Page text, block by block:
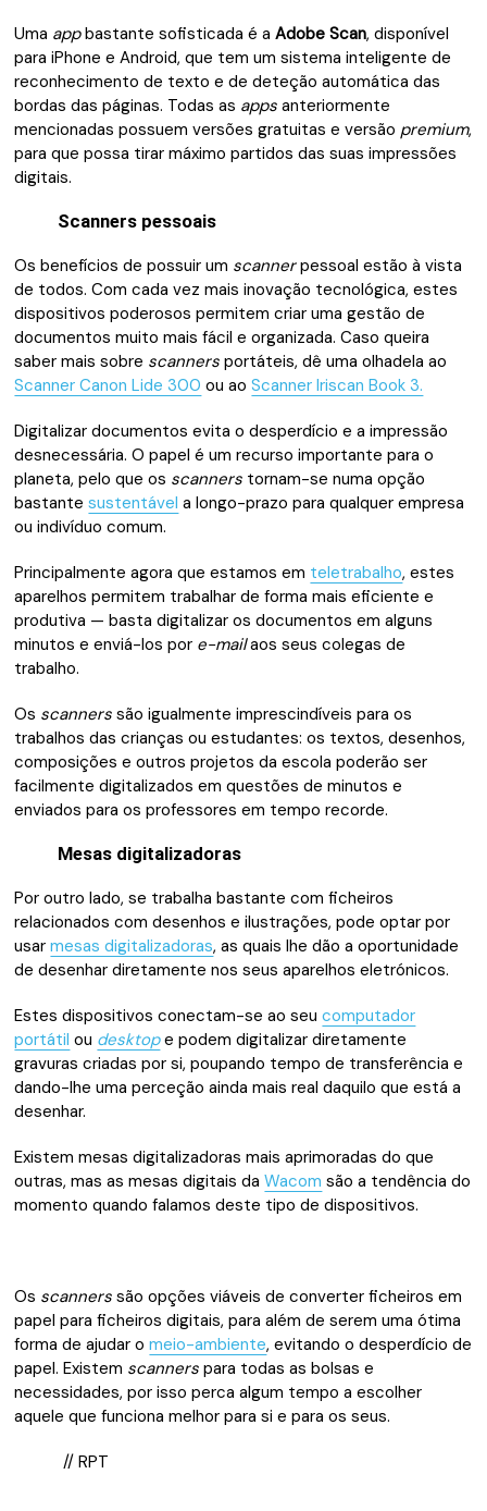
Uma appbastante sofisticada é aAdobe Scan, disponível
para iPhone e Android, que tem um sistema inteligente de
reconhecimento de texto e de deteção automática das
bordas das páginas. Todas as apps anteriormente
mencionadas possuem versões gratuitas e versão premium,
para que possa tirar máximo partidos das suas impressões
digitais.
Scanners pessoais
Os benefícios de possuir um scannerpessoal estão à vista
de todos. Com cada vez mais inovação tecnológica, estes
dispositivos poderosos permitem criar uma gestão de
documentos muito mais fácil e organizada. Caso queira
saber mais sobre scanners portáteis, dê uma olhadela ao
Scanner Canon Lide 300 ou aoScanner Iriscan Book 3.
Digitalizar documentos evita o desperdício e a impressão
desnecessária. O papel é um recurso importante para o
planeta, pelo que os scanners tornam-se numa opção
bastantesustentável a longo-prazo para qualquer empresa
ou indivíduo comum.
Principalmente agora que estamos em teletrabalho, estes
aparelhos permitem trabalhar de forma mais eficiente e
produtiva — basta digitalizar os documentos em alguns
minutos e enviá-los por e-mailaos seus colegas de
trabalho.
Os scanners são igualmente imprescindíveis para os
trabalhos das crianças ou estudantes: os textos, desenhos,
composições e outros projetos da escola poderão ser
facilmente digitalizados em questões de minutos e
enviados para os professores em tempo recorde.
Mesas digitalizadoras
Por outro lado, se trabalha bastante com ficheiros
relacionados com desenhos e ilustrações, pode optar por
usarmesas digitalizadoras, as quais lhe dão a oportunidade
de desenhar diretamente nos seus aparelhos eletrónicos.
Estes dispositivos conectam-se ao seucomputador
portátil ou desktope podem digitalizar diretamente
gravuras criadas por si, poupando tempo de transferência e
dando-lhe uma perceção ainda mais real daquilo que está a
desenhar.
Existem mesas digitalizadoras mais aprimoradas do que
outras, mas as mesas digitais daWacom são a tendência do
momento quando falamos deste tipo de dispositivos.
Os scanners são opções viáveis de converter ficheiros em
papel para ficheiros digitais, para além de serem uma ótima
forma de ajudar omeio-ambiente, evitando o desperdício de
papel. Existem scanners para todas as bolsas e
necessidades, por isso perca algum tempo a escolher
aquele que funciona melhor para si e para os seus.
// RPT